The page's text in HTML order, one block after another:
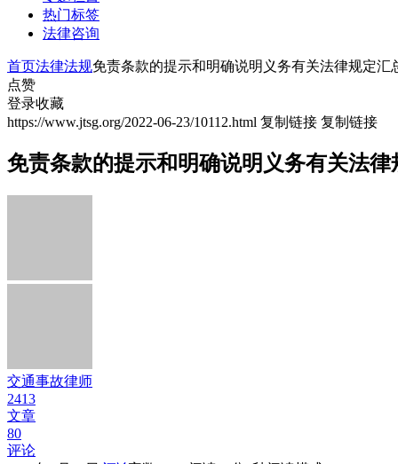
热门标签
法律咨询
首页法律法规免责条款的提示和明确说明义务有关法律规定汇
点赞
登录收藏
https://www.jtsg.org/2022-06-23/10112.html 复制链接 复制链接
免责条款的提示和明确说明义务有关法律
交通事故律师
2413
文章
80
评论